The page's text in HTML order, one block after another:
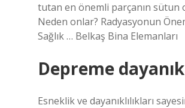
tutan en önemli parçanın sütun
Neden onlar? Radyasyonun
Sağlık … Belkaş Bina Elemanları
Depreme
Esneklik ve dayanıklılıkları